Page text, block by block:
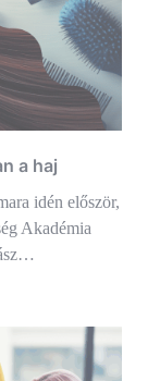
a haj
idén először,
Akadémia